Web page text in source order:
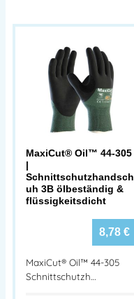
MaxiCut® Oil™ 44-305
|
Schnittschutzhandsch
uh 3B ölbeständig &
flüssigkeitsdicht
8,78 €
MaxiCut® Oil™ 44-305
Schnittschutzh…